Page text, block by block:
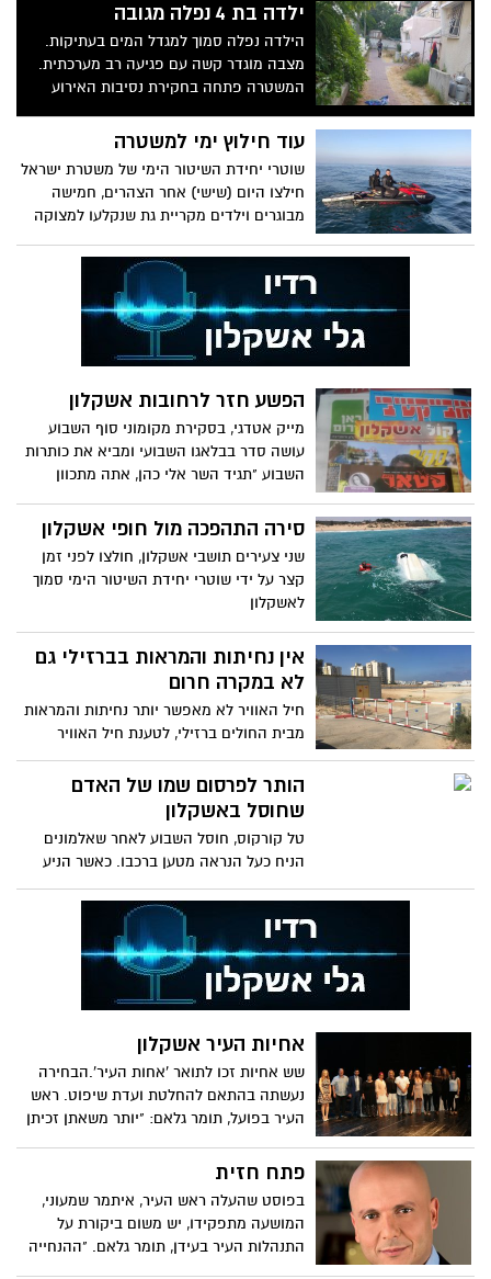
ילדה בת 4 נפלה מגובה
הילדה נפלה סמוך למגדל המים בעתיקות.
מצבה מוגדר קשה עם פגיעה רב מערכתית.
המשטרה פתחה בחקירת נסיבות האירוע
עוד חילוץ ימי למשטרה
שוטרי יחידת השיטור הימי של משטרת ישראל
חילצו היום (שישי) אחר הצהרים, חמישה
מבוגרים וילדים מקריית גת שנקלעו למצוקה
אשקלון. בשעות הבוקר חולצו שני צעירים
שסירתם התהפכה בלב ים
הפשע חזר לרחובות אשקלון
מייק אטדגי, בסקירת מקומוני סוף השבוע
עושה סדר בבלאגו השבועי ומביא את כותרות
השבוע "תגיד השר אלי כהן, אתה מתכוון
ועל החלמאות במינויו של מנכ"ל העירייה
סירה התהפכה מול חופי אשקלון
שני צעירים תושבי אשקלון, חולצו לפני זמן
קצר על ידי שוטרי יחידת השיטור הימי סמוך
לאשקלון
אין נחיתות והמראות בברזילי גם
לא במקרה חרום
חיל האוויר לא מאפשר יותר נחיתות והמראות
מבית החולים ברזילי, לטענת חיל האוויר
הבניינים באיזור גבוהים. המנחת סגור בשלב
הזה למסוקים צבאיים. מנהל בית החולים
ד״ר חזי לוי: מהירות הגעת פצוע היא קריטית
הותר לפרסום שמו של האדם
שחוסל באשקלון
טל קורקוס, חוסל השבוע לאחר שאלמונים
הניח כעל הנראה מטען ברכבו. כאשר הניע
את רכבו אירע הפיצוץ
אחיות העיר אשקלון
שש אחיות זכו לתואר 'אחות העיר'.הבחירה
נעשתה בהתאם להחלטת ועדת שיפוט. ראש
העיר בפועל, תומר גלאם: "יותר משאתן זכיתן
אתכן"
פתח חזית
בפוסט שהעלה ראש העיר, איתמר שמעוני,
המושעה מתפקידו, יש משום ביקורת על
התנהלות העיר בעידן, תומר גלאם. "ההנחייה